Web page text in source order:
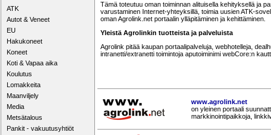
ATK
Autot & Veneet
EU
Hakukoneet
Koneet
Koti & Vapaa aika
Koulutus
Lomakkeita
Maanviljely
Media
Metsätalous
Pankit - vakuutusyhtiöt
Tämä toteutuu oman toiminnan alituisella kehityksellä ja
varustaminen Internet-yhteyksillä, toimia uusien ATK-
oman Agrolink.net portaalin ylläpitäminen ja kehittäminen.
Yleistä Agrolinkin tuotteista ja palveluista
Agrolink pitää kaupan portaalipalveluja, webhotelleja,
intranetti/extranetti toimintoja aputoiminimi webCore:n
www.agrolink.net
on yleinen portaali
markkinointipaikkoja,